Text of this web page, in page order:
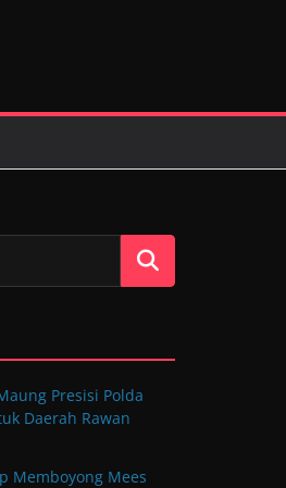
Presisi Polda
Daerah Rawan
Memboyong Mees